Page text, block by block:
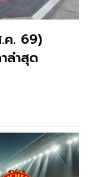
ค. 69)
ล่าสุด